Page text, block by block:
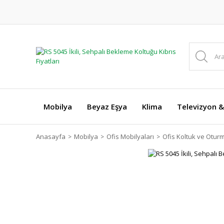
Mobilya Beyaz Eşya Klima Televizyon
Anasayfa Mobilya Ofis Mobilyaları Ofis Koltuk ve